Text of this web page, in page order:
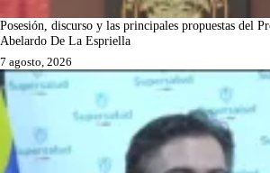
Posesión, discurso y las principales propuestas del
Abelardo De La Espriella
7 agosto, 2026